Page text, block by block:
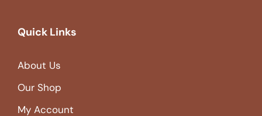
Quick Links
About Us
Our Shop
My Account